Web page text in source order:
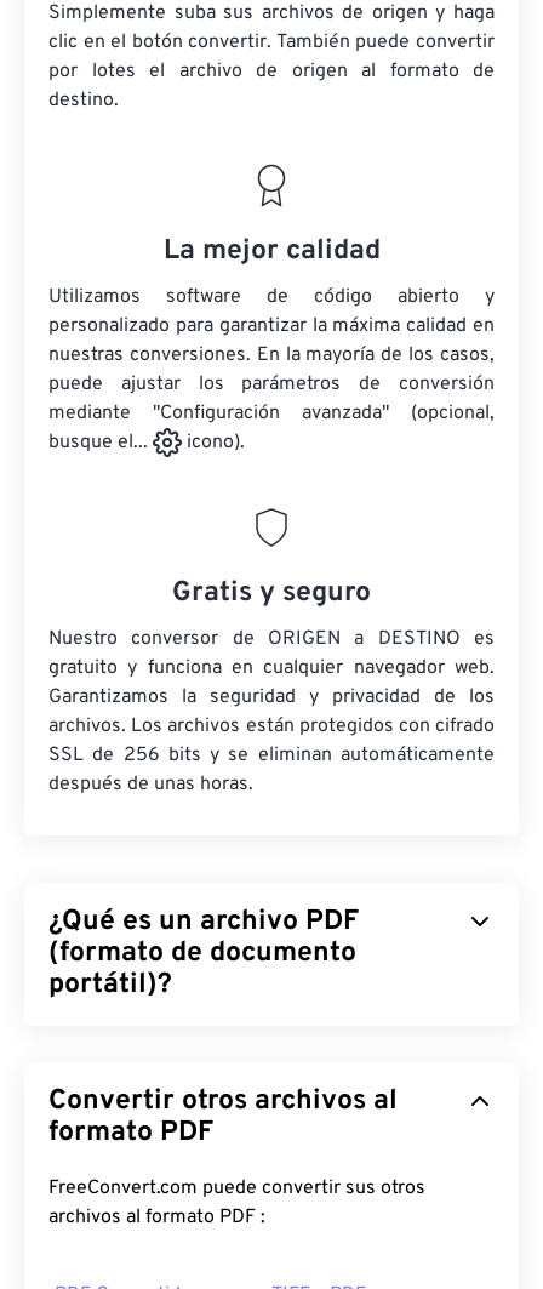
Simplemente suba sus archivos de origen y haga
clic en el botón convertir. También puede convertir
por lotes el archivo de origen al formato de
destino.
La mejor calidad
Utilizamos software de código abierto y
personalizado para garantizar la máxima calidad en
nuestras conversiones. En la mayoría de los casos,
puede ajustar los parámetros de conversión
mediante "Configuración avanzada" (opcional,
busque el...
icono).
Gratis y seguro
Nuestro conversor de ORIGEN a DESTINO es
gratuito y funciona en cualquier navegador web.
Garantizamos la seguridad y privacidad de los
archivos. Los archivos están protegidos con cifrado
SSL de 256 bits y se eliminan automáticamente
después de unas horas.
¿Qué es un archivo PDF
(formato de documento
portátil)?
características tanto de documentos de texto
como de imágenes gráficas, lo que lo convierte en
actualidad. La razón de su popularidad radica en
que conserva el formato original del documento.
Convertir otros archivos al
formato PDF
FreeConvert.com puede convertir sus otros
archivos al formato PDF :